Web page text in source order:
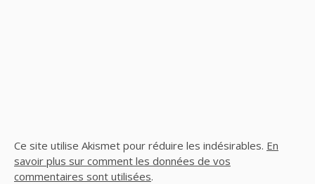
Ce site utilise Akismet pour réduire les indésirables. En
savoir plus sur comment les données de vos
commentaires sont utilisées.